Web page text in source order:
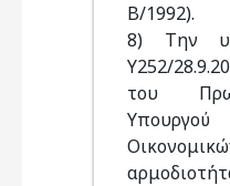
Β/1992).
8) Την
Υ252/
του